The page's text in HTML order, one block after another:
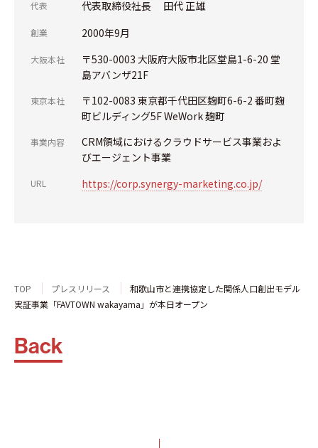
代表 代表取締役社長 田代 正雄
創業 2000年9月
大阪本社
〒530-0003 大阪府大阪市北区堂島1-6-20 堂
島アバンザ21F
東京本社
〒102-0083 東京都千代田区麹町6-6-2 番町麹
町ビルディング5F WeWork 麹町
事業内容
CRM領域におけるクラウドサービス事業およ
びエージェント事業
URL https://corp.synergy-marketing.co.jp/
TOP プレスリリース
和歌山市と連携協定した関係人口創出モデル
実証事業「FAVTOWN wakayama」が本日オープン
Back